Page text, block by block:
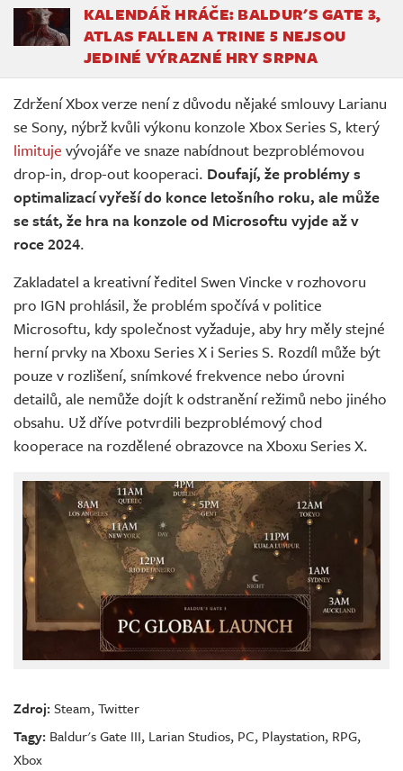
KALENDÁŘ HRÁČE: BALDUR'S GATE 3,
ATLAS FALLEN A TRINE 5 NEJSOU
JEDINÉ VÝRAZNÉ HRY SRPNA
Zdržení Xbox verze není z důvodu nějaké smlouvy Larianu
se Sony, nýbrž kvůli výkonu konzole Xbox Series S, který
limituje vývojáře ve snaze nabídnout bezproblémovou
drop-in, drop-out kooperaci. Doufají, že problémy s
optimalizací vyřeší do konce letošního roku, ale může
se stát, že hra na konzole od Microsoftu vyjde až v
roce 2024.
Zakladatel a kreativní ředitel Swen Vincke v rozhovoru
pro IGN prohlásil, že problém spočívá v politice
Microsoftu, kdy společnost vyžaduje, aby hry měly stejné
herní prvky na Xboxu Series X i Series S. Rozdíl může být
pouze v rozlišení, snímkové frekvence nebo úrovni
detailů, ale nemůže dojít k odstranění režimů nebo jiného
obsahu. Už dříve potvrdili bezproblémový chod
kooperace na rozdělené obrazovce na Xboxu Series X.
Zdroj:Steam,Twitter
Tagy: Baldur's Gate III, Larian Studios, PC, Playstation, RPG,
Xbox